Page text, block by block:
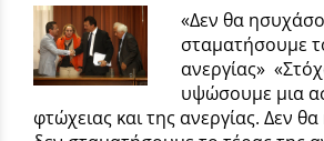
«Δεν θα
σταματήσουμε
ανεργίας»
υψώσουμε μια
φτώχειας και της ανεργίας. Δεν